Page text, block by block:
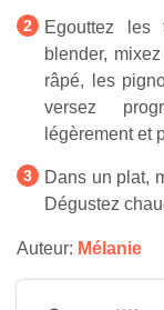
Egouttez les
blender,
râpé, les
versez
légèrement et
Dans un plat,
Dégustez
Auteur: Mélanie